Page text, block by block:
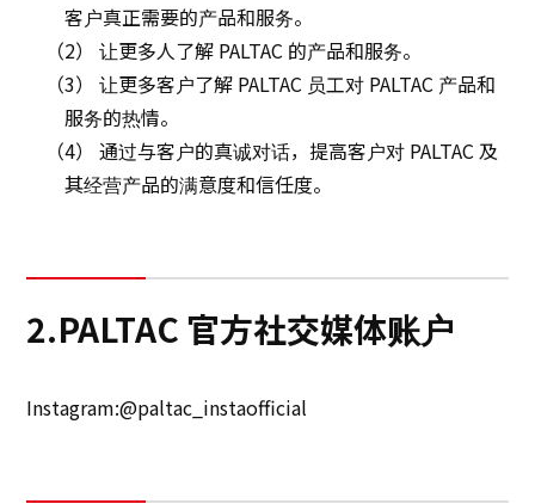
客户真正需要的产品和服务。
（2） 让更多人了解 PALTAC 的产品和服务。
（3） 让更多客户了解 PALTAC 员工对 PALTAC 产品和
服务的热情。
（4） 通过与客户的真诚对话，提高客户对 PALTAC 及
其经营产品的满意度和信任度。
2.PALTAC 官方社交媒体账户
Instagram:@paltac_instaofficial